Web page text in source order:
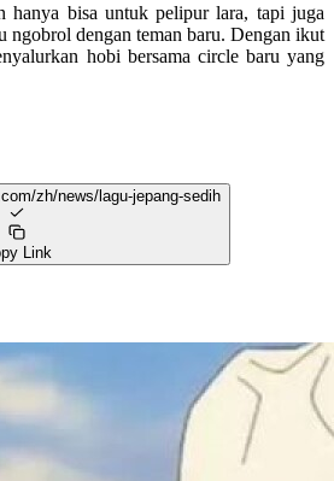
hanya bisa untuk pelipur lara, tapi juga
ngobrol dengan teman baru. Dengan ikut
hobi bersama circle baru yang
zh/news/lagu-jepang-sedih
Link